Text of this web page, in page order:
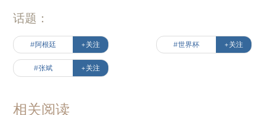
话题：
#阿根廷 +关注 #世界杯 +关注
#张斌 +关注
相关阅读